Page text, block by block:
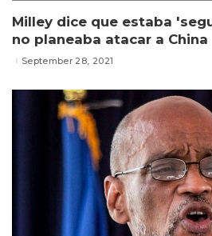
Milley dice que estaba
no planeaba atacar a China
September 28, 2021